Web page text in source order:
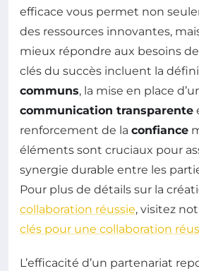
efficace vous permet non
des ressources innovantes,
mieux répondre aux besoins
clés du succès incluent la
communs, la mise en place
communication transparente
renforcement de la confiance
éléments sont cruciaux pour
synergie durable entre les
Pour plus de détails sur la
collaboration réussie, visitez
clés pour une collaboration
L’efficacité d’un partenariat